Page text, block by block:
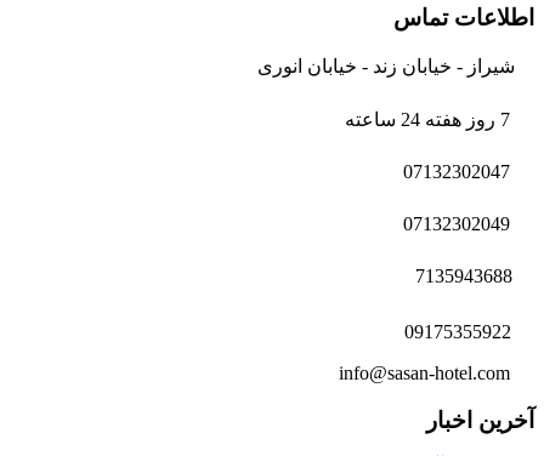
اطلاعات تماس
شیراز - خیابان زند - خیابان انوری
آخرین اخبار